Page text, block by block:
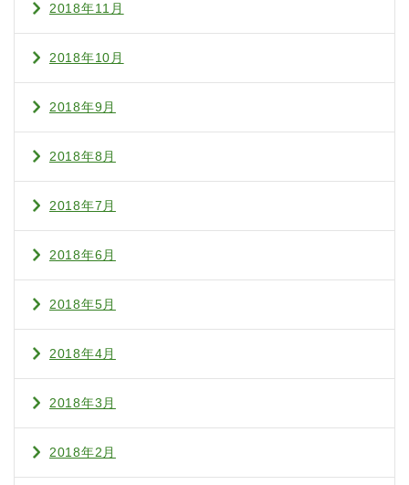
2018年11月
2018年10月
2018年9月
2018年8月
2018年7月
2018年6月
2018年5月
2018年4月
2018年3月
2018年2月